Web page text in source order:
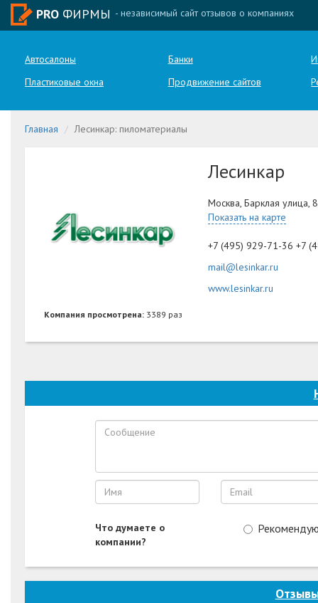
PRO ФИРМЫ - независимый сайт отзывов о компаниях
Автосалоны Банки
Пластиковые окна
Продвижение сайтов
Главная Лесинкар: пиломатериалы
Компания просмотрена: 3389 раз
Лесинкар
Москва, Барклая
Показать на карте
+7 (495) 929-71-36 +7
mail@lesinkar.ru
www.lesinkar.ru
Что думаете о
компании?